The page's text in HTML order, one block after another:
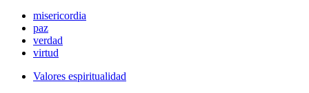
misericordia
paz
verdad
virtud
Valores espiritualidad